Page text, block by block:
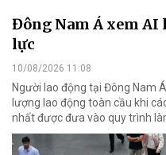
Đông Nam Á xem AI
lực
10/08/2026 11:08
Người lao động tại Đông Nam
lượng lao động toàn cầu khi
nhất được đưa vào quy trình